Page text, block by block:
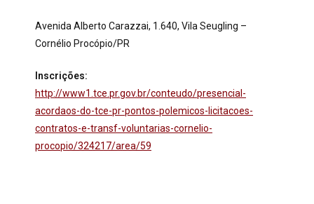
Avenida Alberto Carazzai, 1.640, Vila Seugling –
Cornélio Procópio/PR
Inscrições:
http://www1.tce.pr.gov.br/conteudo/presencial-
acordaos-do-tce-pr-pontos-polemicos-licitacoes-
contratos-e-transf-voluntarias-cornelio-
procopio/324217/area/59